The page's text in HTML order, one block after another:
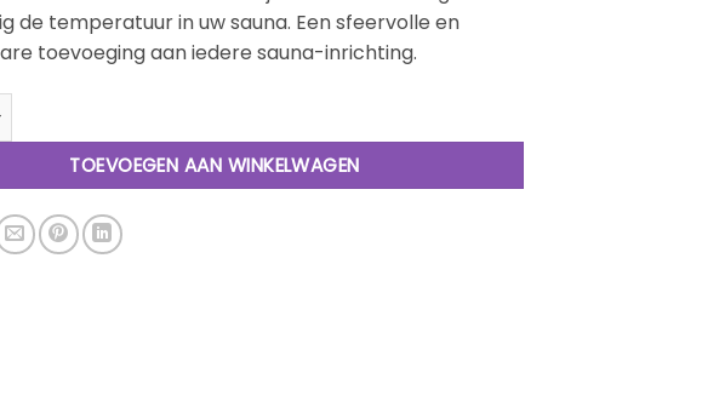
de temperatuur in uw sauna. Een sfeervolle en
toevoeging aan iedere sauna-inrichting.
Sauna Thermometer Halfrond Cederhout aantal
TOEVOEGEN AAN WINKELWAGEN